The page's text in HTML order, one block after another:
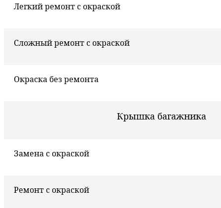
Легкий ремонт с окраской
Сложный ремонт с окраской
Окраска без ремонта
Крышка багажника
Замена с окраской
Ремонт с окраской